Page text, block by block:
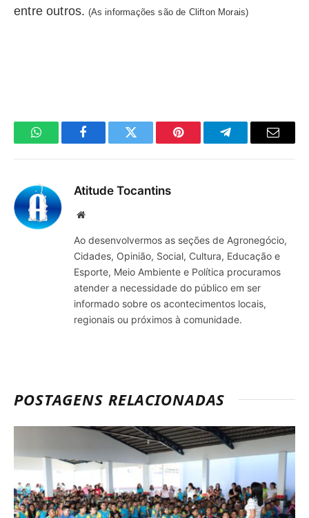
entre outros. (As informações são de Clifton Morais)
WhatsAppFacebookTwitter Pinterest TelegramaE-
Atitude Tocantins
Site
Ao desenvolvermos as seções de Agronegócio,
Cidades, Opinião, Social, Cultura, Educação e
Esporte, Meio Ambiente e Política procuramos
atender a necessidade do público em ser
informado sobre os acontecimentos locais,
regionais ou próximos à comunidade.
POSTAGENS RELACIONADAS